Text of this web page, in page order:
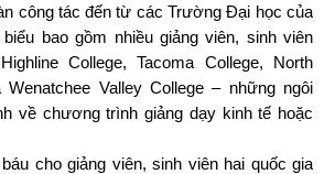
công tác đến từ các Trường Đại học của
bao gồm nhiều giảng viên, sinh viên
College, Tacoma College, North
Wenatchee Valley College – những ngôi
về chương trình giảng dạy kinh tế hoặc
cho giảng viên, sinh viên hai quốc gia